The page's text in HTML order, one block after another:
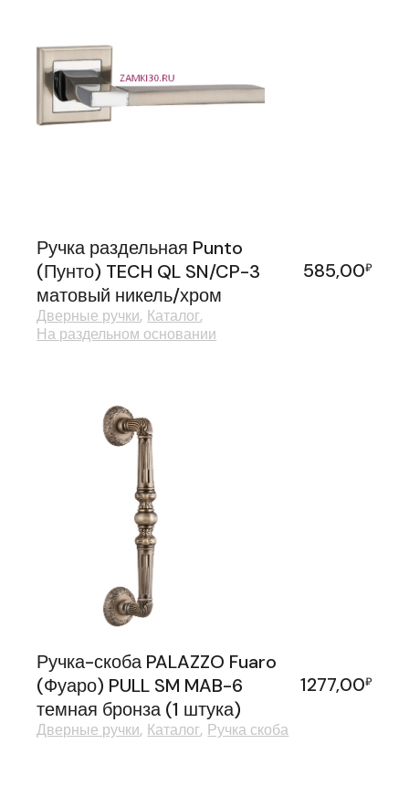
Ручка раздельная Punto
(Пунто) TECH QL SN/CP-3
матовый никель/хром
585,00₽
Дверные ручки Каталог
На раздельном основании
Ручка-скоба PALAZZO Fuaro
(Фуаро) PULL SM MAB-6
темная бронза (1 штука)
1277,00₽
Дверные ручки Каталог Ручка скоба